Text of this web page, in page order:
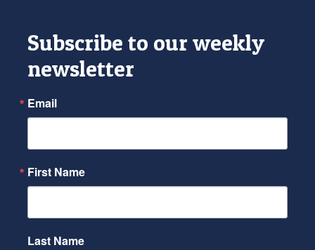
Subscribe to our weekly
newsletter
Email
First Name
Last Name